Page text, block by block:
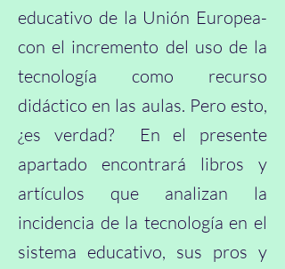
educativo de la Unión Europea-
con el incremento del uso de la
tecnología como recurso
didáctico en las aulas. Pero esto,
¿es verdad? En el presente
apartado encontrará libros y
artículos que analizan la
incidencia de la tecnología en el
sistema educativo, sus pros y